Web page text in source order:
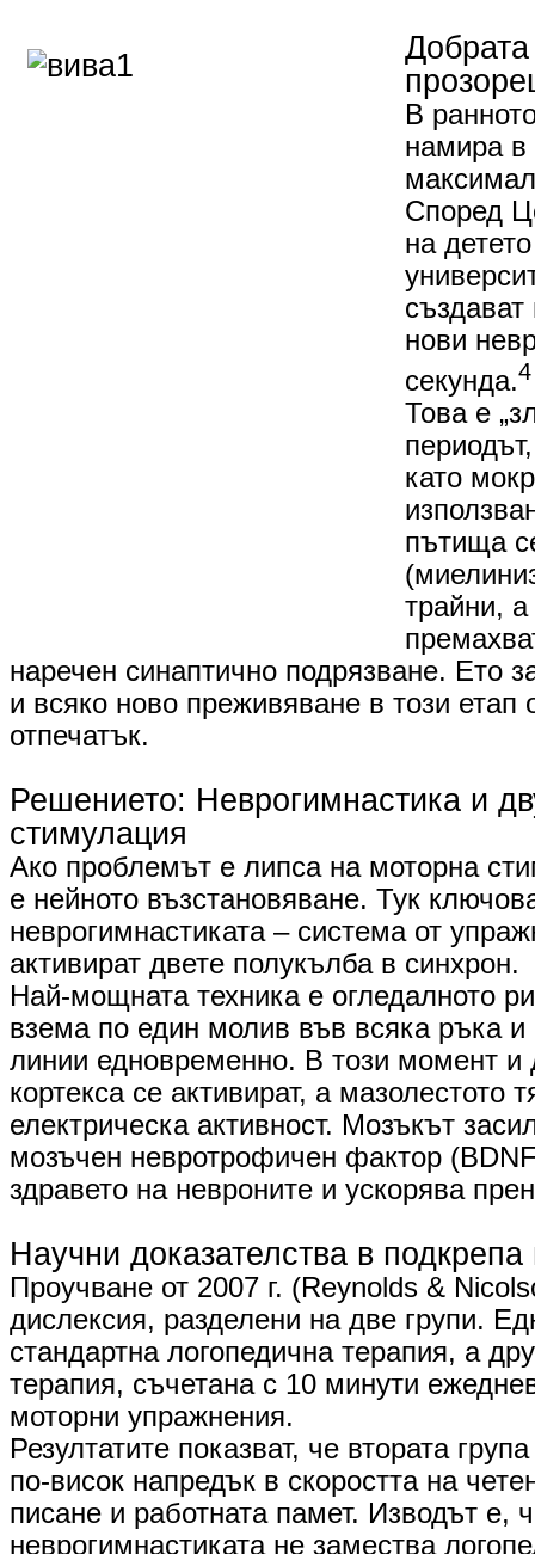
В
намира в
Според
на
нови
секунда.4
​Това е
като
пътища
трайни, а
наречен синаптично подрязване. Ето
и всяко ново преживяване в този етап
отпечатък.
​Решението: Неврогимнастика и
стимулация
Ако проблемът е липса на моторна
е нейното възстановяване. Тук
неврогимнастиката – система от
активират двете полукълба в синхрон.
​Най-мощната техника е огледалното
взема по един молив във всяка ръка и
линии едновременно. В този момент и
кортекса се активират, а мазолестото
електрическа активност. Мозъкът
мозъчен невротрофичен фактор
здравето на невроните и ускорява
​Научни доказателства в
Проучване от 2007 г. (Reynolds &
дислексия, разделени на две групи.
стандартна логопедична терапия, а
терапия, съчетана с 10 минути
моторни упражнения.
Резултатите показват, че втората
по-висок напредък в скоростта на
писане и работната памет. Изводът е,
неврогимнастиката не замества